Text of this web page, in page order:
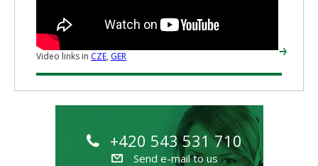
Video links in CZE, GER
+420 543 531 710
Send e-mail to us